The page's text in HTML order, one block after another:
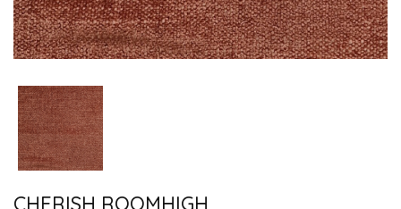
CHERISH ROOMHIGH